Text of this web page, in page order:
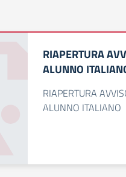
RIAPERTURA
ALUNNO
RIAPERTURA
ALUNNO ITALIANO